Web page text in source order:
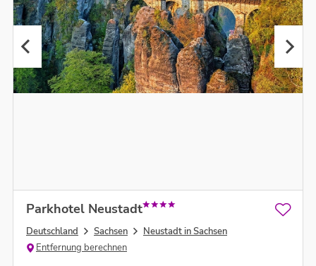
Parkhotel Neustadt
Deutschland Sachsen
Neustadt in Sachsen
Entfernung berechnen